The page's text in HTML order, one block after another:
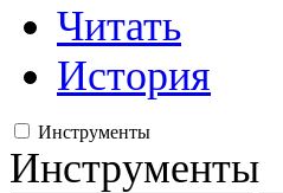
Читать
История
Инструменты
Инструменты